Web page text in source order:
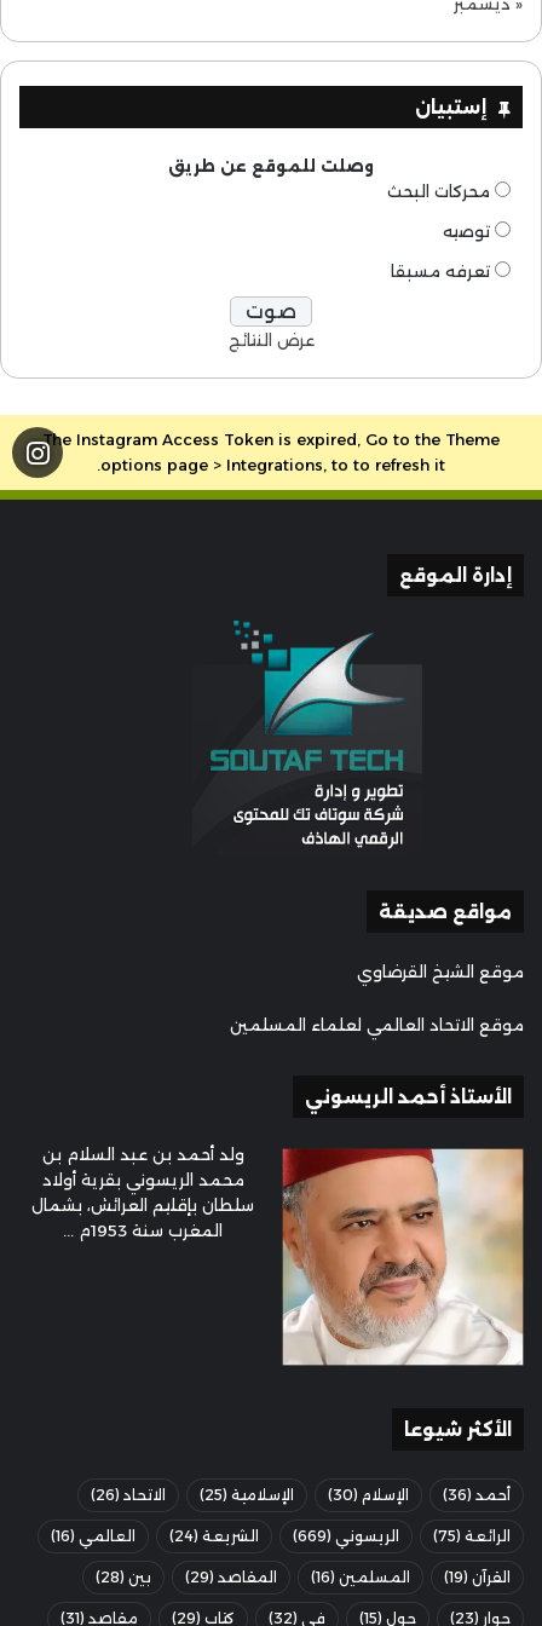
إستبيان
وصلت للموقع عن طريق
محركات البحث
توصيه
تعرفه مسبقا
عرض النتائج
The Instagram Access Token is expired, Go to the Theme
options page > Integrations, to to refresh it.
إدارة الموقع
مواقع صديقة
موقع الشيخ القرضاوي
موقع الاتحاد العالمي لعلماء المسلمين
الأستاذ أحمد الريسوني
ولد أحمد بن عبد السلام بن
محمد الريسوني بقرية أولاد
سلطان بإقليم العرائش، بشمال
المغرب سنة 1953م ...
الأكثر شيوعا
أحمد (36) الإسلام (30) الإسلامية (25) الاتحاد (26)
الرائعة (75) الريسوني (669) الشريعة (24) العالمي (16)
القرآن (19) المسلمين (16) المقاصد (29) بين (28)
حوار (23) حول (15) في (32) كتاب (29) مقاصد (31)